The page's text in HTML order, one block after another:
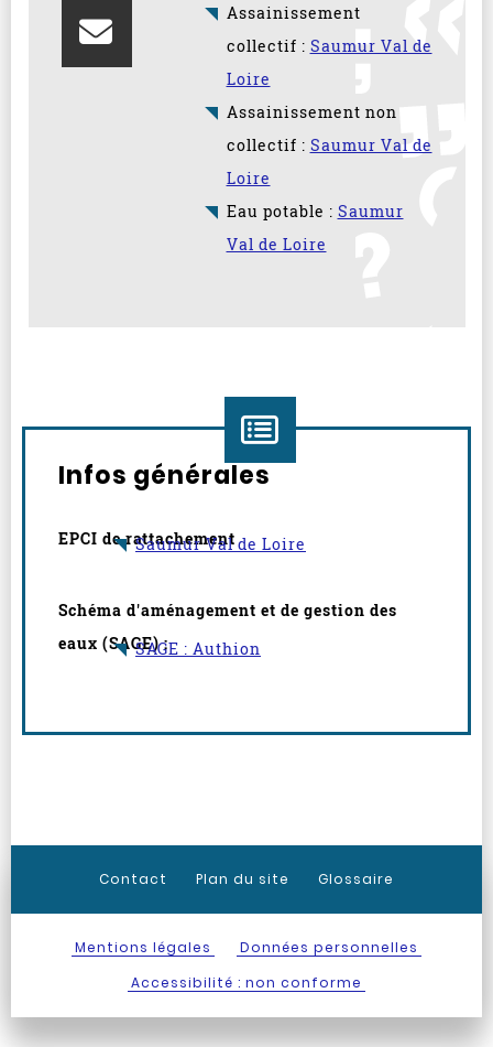
Infos générales
EPCI de rattachement
Saumur Val de Loire
Schéma d'aménagement et de gestion des
eaux (SAGE) :SAGE : Authion
Assainissement
collectif : Saumur Val de
Loire
Assainissement non
collectif : Saumur Val de
Loire
Eau potable : Saumur
Val de Loire
Contact Plan du site Glossaire
Mentions légales
Données personnelles
Accessibilité : non conforme